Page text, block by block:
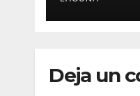
Deja un